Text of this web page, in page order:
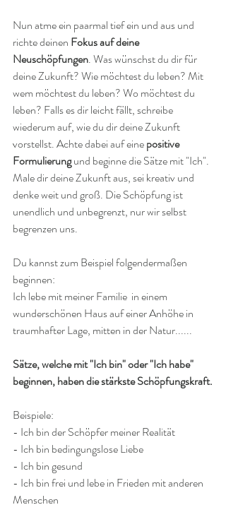
Nun atme ein paarmal tief ein und aus und
richte deinen Fokus auf deine
Neuschöpfungen. Was wünschst du dir für
deine Zukunft? Wie möchtest du leben? Mit
wem möchtest du leben? Wo möchtest du
leben? Falls es dir leicht fällt, schreibe
wiederum auf, wie du dir deine Zukunft
vorstellst. Achte dabei auf eine positive
Formulierung und beginne die Sätze mit "Ich".
Male dir deine Zukunft aus, sei kreativ und
denke weit und groß. Die Schöpfung ist
unendlich und unbegrenzt, nur wir selbst
begrenzen uns.
Du kannst zum Beispiel folgendermaßen
beginnen:
Ich lebe mit meiner Familie  in einem
wunderschönen Haus auf einer Anhöhe in
traumhafter Lage, mitten in der Natur......
Sätze, welche mit "Ich bin" oder "Ich habe"
beginnen, haben die stärkste Schöpfungskraft.
Beispiele:
- Ich bin der Schöpfer meiner Realität
- Ich bin bedingungslose Liebe
- Ich bin gesund
- Ich bin frei und lebe in Frieden mit anderen
Menschen